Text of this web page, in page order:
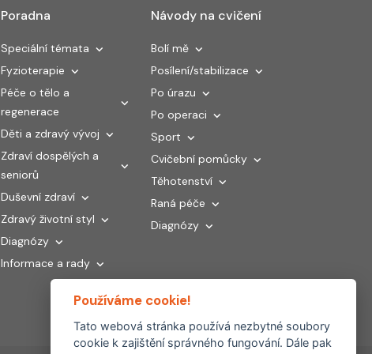
Poradna
Speciální témata
Fyzioterapie
Péče o tělo a
regenerace
Děti a zdravý vývoj
Zdraví dospělých a
seniorů
Duševní zdraví
Zdravý životní styl
Diagnózy
Informace a rady
Návody na cvičení
Bolí mě
Posílení/stabilizace
Po úrazu
Po operaci
Sport
Cvičební pomůcky
Těhotenství
Raná péče
Diagnózy
Používáme cookie!
Tato webová stránka používá nezbytné soubory
cookie k zajištění správného fungování. Dále pak